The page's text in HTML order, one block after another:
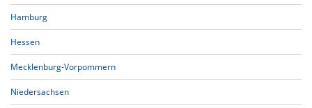
Hamburg
Hessen
Mecklenburg-Vorpommern
Niedersachsen